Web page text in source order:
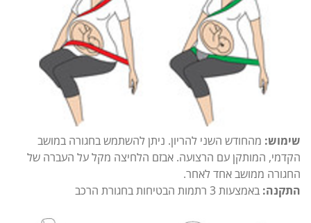
שימוש: מהחודש השני להריון. ניתן להשתמש בחגורה במושב
הקדמי, המותקן עם הרצועה. אבזם הלחיצה מקל על העברה של
החגורה ממושב אחד לאחר.
התקנה: באמצעות 3 רתמות הבטיחות בחגורת הרכב